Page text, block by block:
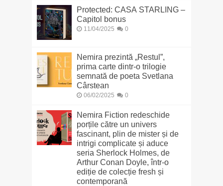
Protected: CASA STARLING –
Capitol bonus
11/04/2025 0
Nemira prezintă „Restul”,
prima carte dintr-o trilogie
semnată de poeta Svetlana
Cârstean
06/02/2025 0
Nemira Fiction redeschide
porțile către un univers
fascinant, plin de mister și de
intrigi complicate și aduce
seria Sherlock Holmes, de
Arthur Conan Doyle, într-o
ediție de colecție fresh și
contemporană